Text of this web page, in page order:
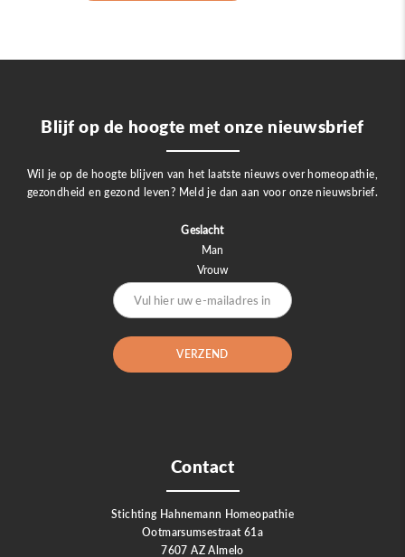
Contact
Stichting Hahnemann Homeopathie
Ootmarsumsestraat 61a
7607 AZ Almelo
Blijf op de hoogte met onze nieuwsbrief
Wil je op de hoogte blijven van het laatste nieuws over homeopathie,
gezondheid en gezond leven? Meld je dan aan voor onze nieuwsbrief.
Geslacht
Man
Vrouw